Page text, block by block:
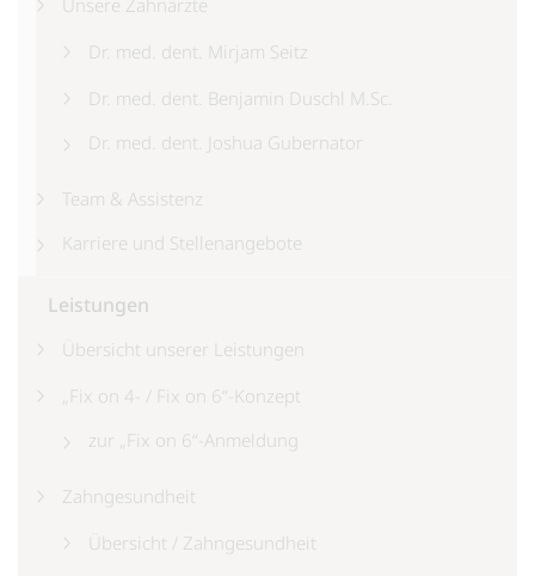
Unsere Zahnärzte
Dr. med. dent. Mirjam Seitz
Dr. med. dent. Benjamin Duschl M.Sc.
Dr. med. dent. Joshua Gubernator
Team & Assistenz
Karriere und Stellenangebote
Leistungen
Übersicht unserer Leistungen
„Fix on 4- / Fix on 6“-Konzept
zur „Fix on 6“-Anmeldung
Zahngesundheit
Übersicht / Zahngesundheit